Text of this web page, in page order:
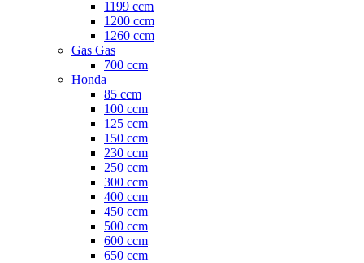
1199 ccm
1200 ccm
1260 ccm
Gas Gas
700 ccm
Honda
85 ccm
100 ccm
125 ccm
150 ccm
230 ccm
250 ccm
300 ccm
400 ccm
450 ccm
500 ccm
600 ccm
650 ccm